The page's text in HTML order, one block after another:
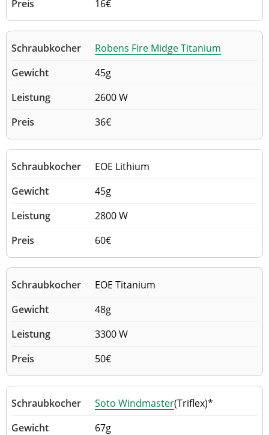
16€
Robens Fire Midge Titanium
45g
2600 W
36€
EOE Lithium
45g
2800 W
60€
EOE Titanium
48g
3300 W
50€
Soto Windmaster(Triflex)*
67g